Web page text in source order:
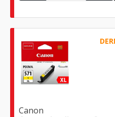
Canon